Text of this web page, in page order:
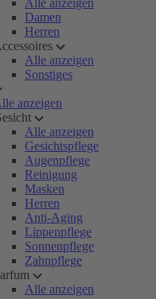
Alle anzeigen
Damen
Herren
Alle anzeigen
Sonstiges
anzeigen
Alle anzeigen
Gesichtspflege
Augenpflege
Reinigung
Masken
Herren
Anti-Aging
Lippenpflege
Sonnenpflege
Zahnpflege
Alle anzeigen